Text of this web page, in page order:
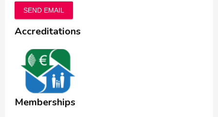
SEND EMAIL
Accreditations
Memberships